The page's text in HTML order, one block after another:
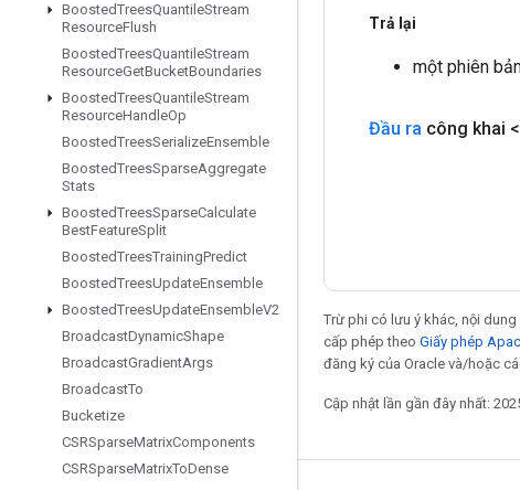
BoostedTreesQuantileStream
ResourceFlush
BoostedTreesQuantileStream
ResourceGetBucketBoundaries
BoostedTreesQuantileStream
ResourceHandleOp
BoostedTreesSerializeEnsemble
BoostedTreesSparseAggregate
Stats
BoostedTreesSparseCalculate
BestFeatureSplit
BoostedTreesTrainingPredict
BoostedTreesUpdateEnsemble
BoostedTreesUpdateEnsembleV2
BroadcastDynamicShape
BroadcastGradientArgs
BroadcastTo
Bucketize
CSRSparseMatrixComponents
CSRSparseMatrixToDense
Trả lại
một phiên
Đầu ra công khai
Trừ phi có lưu ý khác, nội
cấp phép theo Giấy phép
đăng ký của Oracle và/hoặc
Cập nhật lần gần đây nhất: